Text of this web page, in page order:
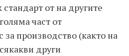
от на другите
част от
за производство (както на
други